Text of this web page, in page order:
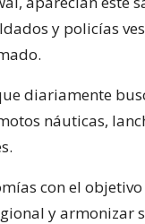
y policías
diariamente
náuticas,
con el
y armonizar